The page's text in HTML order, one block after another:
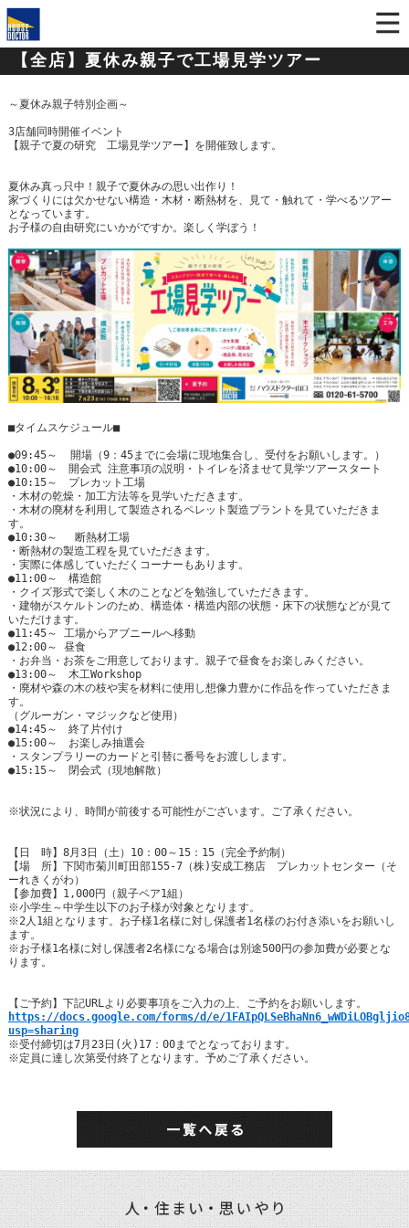
【全店】夏休み親子で工場見学ツアー
～夏休み親子特別企画～
3店舗同時開催イベント
【親子で夏の研究 工場見学ツアー】を開催致します。
夏休み真っ只中！親子で夏休みの思い出作り！
家づくりには欠かせない構造・木材・断熱材を、見て・触れて・学べるツアー
となっています。
お子様の自由研究にいかがですか。楽しく学ぼう！
■タイムスケジュール■
●09:45～ 開場（9：45までに会場に現地集合し、受付をお願いします。）
●10:00～ 開会式 注意事項の説明・トイレを済ませて見学ツアースタート
●10:15～ プレカット工場
・木材の乾燥・加工方法等を見学いただきます。
・木材の廃材を利用して製造されるペレット製造プラントを見ていただきま
す。
●10:30～ 断熱材工場
・断熱材の製造工程を見ていただきます。
・実際に体感していただくコーナーもあります。
●11:00～ 構造館
・クイズ形式で楽しく木のことなどを勉強していただきます。
・建物がスケルトンのため、構造体・構造内部の状態・床下の状態などが見て
いただけます。
●11:45～ 工場からアブニールへ移動
●12:00～ 昼食
・お弁当・お茶をご用意しております。親子で昼食をお楽しみください。
●13:00～ 木工Workshop
・廃材や森の木の枝や実を材料に使用し想像力豊かに作品を作っていただきま
す。
（グルーガン・マジックなど使用）
●14:45～ 終了片付け
●15:00～ お楽しみ抽選会
・スタンプラリーのカードと引替に番号をお渡しします。
●15:15～ 閉会式（現地解散）
※状況により、時間が前後する可能性がございます。ご了承ください。
【日 時】8月3日（土）10：00～15：15（完全予約制）
【場 所】下関市菊川町田部155-7（株)安成工務店 プレカットセンター（そ
ーれきくがわ）
【参加費】1,000円（親子ペア1組）
※小学生～中学生以下のお子様が対象となります。
※2人1組となります。お子様1名様に対し保護者1名様のお付き添いをお願いし
ます。
※お子様1名様に対し保護者2名様になる場合は別途500円の参加費が必要とな
ります。
【ご予約】下記URLより必要事項をご入力の上、ご予約をお願いします。
https://docs.google.com/forms/d/e/
usp=sharing
※受付締切は7月23日(火)17：00までとなっております。
※定員に達し次第受付終了となります。予めご了承ください。